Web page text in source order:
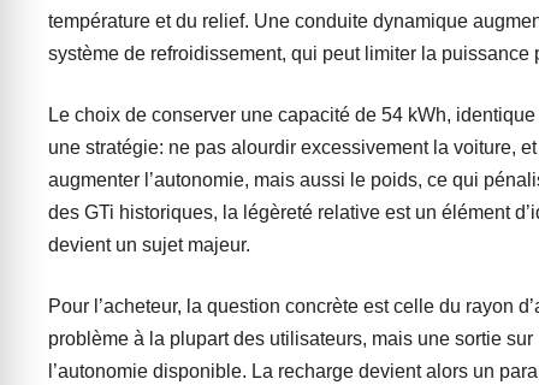
température et du relief. Une conduite dynamique
système de refroidissement, qui peut limiter la
Le choix de conserver une capacité de 54 kWh,
une stratégie: ne pas alourdir excessivement la voiture,
augmenter l’autonomie, mais aussi le poids, ce qui
des GTi historiques, la légèreté relative est un élément
devient un sujet majeur.
Pour l’acheteur, la question concrète est celle du rayon
problème à la plupart des utilisateurs, mais une sortie
l’autonomie disponible. La recharge devient alors un